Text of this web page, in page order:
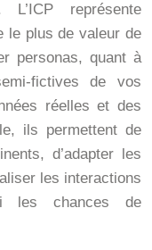
représente
le plus de valeur de
personas, quant à
fictives de vos
réelles et des
ils permettent de
d’adapter les
les interactions
les chances de